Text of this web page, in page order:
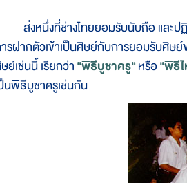
สิ่งหนึ่งที่ช่างไทยยอมรับนับถือ และป
รฝากตัวเข้าเป็นศิษย์กับการยอมรับศิษ
ย์เช่นนี้ เรียกว่า"พิธีบูชาครู"หรือ"พิธี
นพิธีบูชาครูเช่นกัน